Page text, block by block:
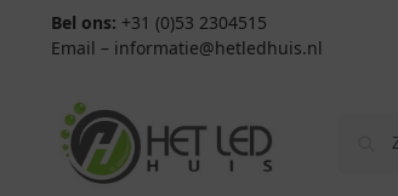
Bel ons: +31 (0)53 2304515
Email – informatie@hetledhuis.nl